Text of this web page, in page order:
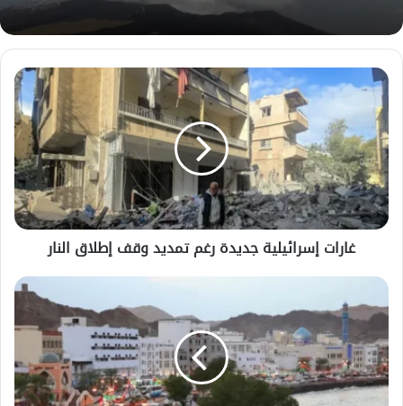
غارات
إسرائيلية
جديدة
رغم
تمديد
وقف
إطلاق
النار
غارات إسرائيلية جديدة رغم تمديد وقف إطلاق النار
ارتفاع
التضخم
السنوي
في
سلطنة
عُمان